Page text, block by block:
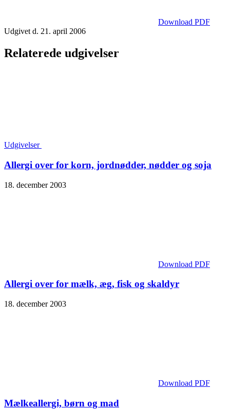
Download PDF
Udgivet d. 21. april 2006
Relaterede udgivelser
Udgivelser
Allergi over for korn, jordnødder, nødder og soja
18. december 2003
Download PDF
Allergi over for mælk, æg, fisk og skaldyr
18. december 2003
Download PDF
Mælkeallergi, børn og mad